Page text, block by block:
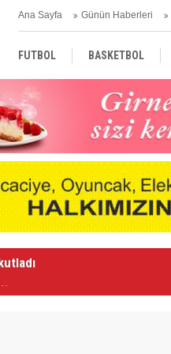
Ana Sayfa Günün Haberleri
FUTBOL BASKETBOL
TÜRKİYE AVRUPA